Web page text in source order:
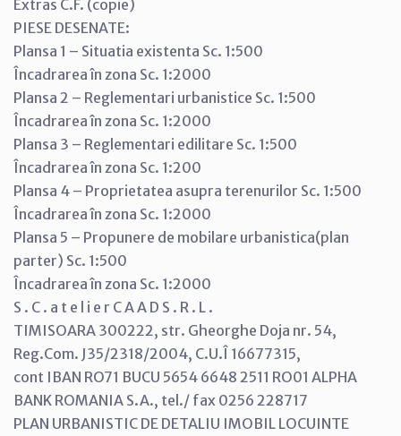
Extras C.F. (copie)
PIESE DESENATE:
Plansa 1 – Situatia existenta Sc. 1:500
Încadrarea în zona Sc. 1:2000
Plansa 2 – Reglementari urbanistice Sc. 1:500
Încadrarea în zona Sc. 1:2000
Plansa 3 – Reglementari edilitare Sc. 1:500
Încadrarea în zona Sc. 1:200
Plansa 4 – Proprietatea asupra terenurilor Sc. 1:500
Încadrarea în zona Sc. 1:2000
Plansa 5 – Propunere de mobilare urbanistica(plan
parter) Sc. 1:500
Încadrarea în zona Sc. 1:2000
S . C . a t e l i e r C A A D S . R . L .
TIMISOARA 300222, str. Gheorghe Doja nr. 54,
Reg.Com. J35/2318/2004, C.U.Î 16677315,
cont IBAN RO71 BUCU 5654 6648 2511 RO01 ALPHA
BANK ROMANIA S.A., tel./ fax 0256 228717
PLAN URBANISTIC DE DETALIU IMOBIL LOCUINTE